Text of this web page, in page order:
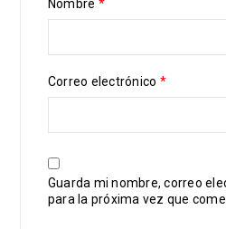
Nombre *
Correo electrónico *
Guarda mi nombre, correo
para la próxima vez que